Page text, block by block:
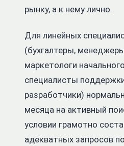
рынку, а к нему лично.
Для линейных
(бухгалтеры,
маркетологи
специалисты
разработчики)
месяца на активный
условии грамотно
адекватных запросов